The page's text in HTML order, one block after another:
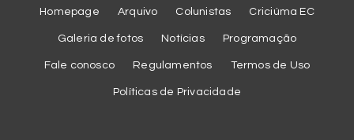
Homepage Arquivo Colunistas Criciúma EC
Galeria de fotos Notícias Programação
Fale conosco Regulamentos Termos de Uso
Políticas de Privacidade